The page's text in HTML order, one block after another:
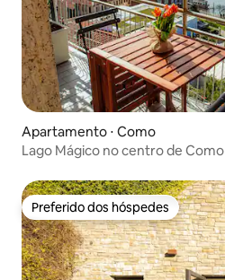
Apartamento ⋅ Como
Lago Mágico no centro de Como
Preferido dos hóspedes
Preferido dos hóspedes